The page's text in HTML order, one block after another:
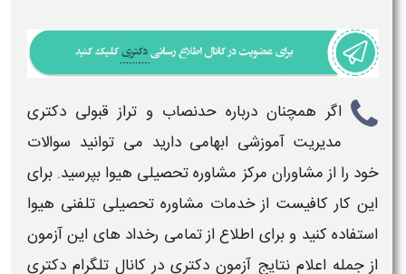
اگر همچنان درباره حدنصاب و تراز قبولی دکتری
مدیریت آموزشی ابهامی دارید می توانید سوالات
خود را از مشاوران مرکز مشاوره تحصیلی هیوا بپرسید. برای
این کار کافیست از خدمات مشاوره تحصیلی تلفنی هیوا
استفاده کنید و برای اطلاع از تمامی رخداد های این آزمون
از جمله اعلام نتایج آزمون دکتری در کانال تلگرام دکتری